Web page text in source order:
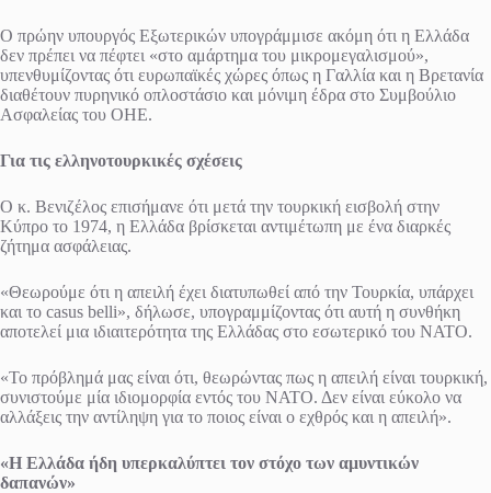
Ο πρώην υπουργός Εξωτερικών υπογράμμισε ακόμη ότι η Ελλάδα
δεν πρέπει να πέφτει «στο αμάρτημα του μικρομεγαλισμού»,
υπενθυμίζοντας ότι ευρωπαϊκές χώρες όπως η Γαλλία και η Βρετανία
διαθέτουν πυρηνικό οπλοστάσιο και μόνιμη έδρα στο Συμβούλιο
Ασφαλείας του ΟΗΕ.
Για τις ελληνοτουρκικές σχέσεις
Ο κ. Βενιζέλος επισήμανε ότι μετά την τουρκική εισβολή στην
Κύπρο το 1974, η Ελλάδα βρίσκεται αντιμέτωπη με ένα διαρκές
ζήτημα ασφάλειας.
«Θεωρούμε ότι η απειλή έχει διατυπωθεί από την Τουρκία, υπάρχει
και το casus belli», δήλωσε, υπογραμμίζοντας ότι αυτή η συνθήκη
αποτελεί μια ιδιαιτερότητα της Ελλάδας στο εσωτερικό του ΝΑΤΟ.
«Το πρόβλημά μας είναι ότι, θεωρώντας πως η απειλή είναι τουρκική,
συνιστούμε μία ιδιομορφία εντός του ΝΑΤΟ. Δεν είναι εύκολο να
αλλάξεις την αντίληψη για το ποιος είναι ο εχθρός και η απειλή».
«Η Ελλάδα ήδη υπερκαλύπτει τον στόχο των αμυντικών
δαπανών»